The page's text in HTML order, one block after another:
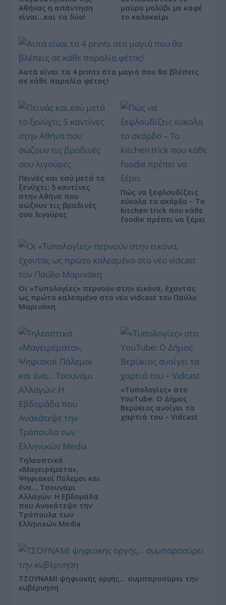
Αθήνας η απάντηση
είναι…και τα δύο!
μαύρο μολύβι με καφέ
το καλοκαίρι
Αυτά είναι τα 4 prints στα μαγιό που θα βλέπεις
σε κάθε παραλία φέτος!
Πεινάς και εσύ μετά το
ξενύχτι; 5 καντίνες
στην Αθήνα που
σώζουν τις βραδινές
σου λιγούρες
Πώς να ξεφλουδίζεις
εύκολα το σκόρδο – Το
kitchen trick που κάθε
foodie πρέπει να ξέρει
Οι «Τυπολογίες» περνούν στην εικόνα, έχοντας
ως πρώτο καλεσμένο στο νέο vidcast τον Παύλο
Μαρινάκη
Τηλεοπτικά
«Μαγειρέματα»,
Ψηφιακοί Πόλεμοι και
ένα… Τσουνάμι
Αλλαγών: Η Εβδομάδα
που Ανακάτεψε την
Τράπουλα των
Ελληνικών Media
«Τυπολογίες» στο
YouTube: Ο Δήμος
Βερύκιος ανοίγει τα
χαρτιά του – Vidcast
ΤΣΟΥΝΑΜΙ ψηφιακής οργής… συμπαρασύρει την
κυβέρνηση